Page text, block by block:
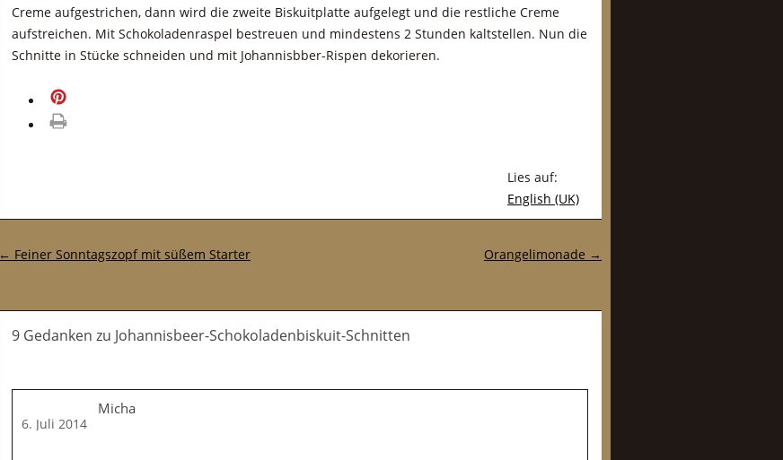
Creme aufgestrichen, dann wird die zweite Biskuitplatte aufgelegt und die restliche Creme
aufstreichen. Mit Schokoladenraspel bestreuen und mindestens 2 Stunden kaltstellen. Nun die
Schnitte in Stücke schneiden und mit Johannisbber-Rispen dekorieren.
Lies auf:
English (UK)
Post-Navigation
← Feiner Sonntagszopf mit süßem Starter Orangelimonade →
9 Gedanken zu Johannisbeer-Schokoladenbiskuit-Schnitten
Micha
6. Juli 2014